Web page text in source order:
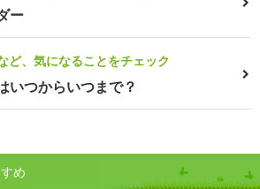
ー
ど、気になることをチェック
いつからいつまで？
め